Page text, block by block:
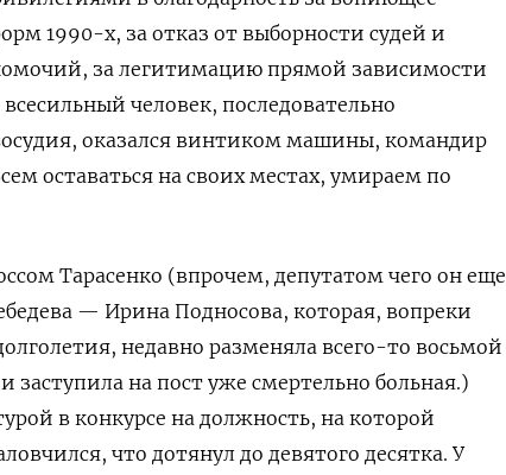
1990-х, за отказ от выборности судей и
за легитимацию прямой зависимости
человек, последовательно
оказался винтиком машины, командир
оставаться на своих местах, умираем по
Тарасенко (впрочем, депутатом чего он еще
— Ирина Подносова, которая, вопреки
недавно разменяла всего-то восьмой
заступила на пост уже смертельно больная.)
в конкурсе на должность, на которой
что дотянул до девятого десятка. У